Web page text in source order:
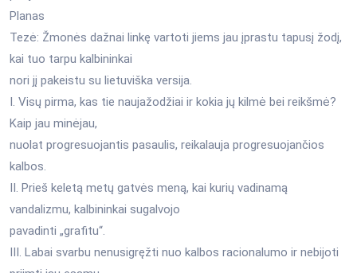
Planas
Tezė: Žmonės dažnai linkę vartoti jiems jau įprastu tapusį žodį,
kai tuo tarpu kalbininkai
nori jį pakeistu su lietuviška versija.
I. Visų pirma, kas tie naujažodžiai ir kokia jų kilmė bei reikšmė?
Kaip jau minėjau,
nuolat progresuojantis pasaulis, reikalauja progresuojančios
kalbos.
II. Prieš keletą metų gatvės meną, kai kurių vadinamą
vandalizmu, kalbininkai sugalvojo
pavadinti „grafitu“.
III. Labai svarbu nenusigręžti nuo kalbos racionalumo ir nebijoti